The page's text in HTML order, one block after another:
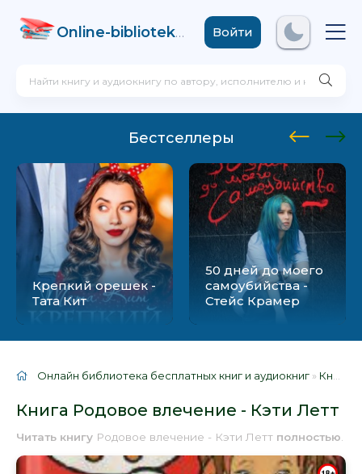
Online-biblioteka .comВойти
Бестселлеры
Крепкий орешек -
Тата Кит
50 дней до моего
самоубийства -
Стейс Крамер
Онлайн библиотека бесплатных книг и аудиокниг » Книги
Книга Родовое влечение - Кэти Летт
Читать книгу Родовое влечение - Кэти Летт полностью